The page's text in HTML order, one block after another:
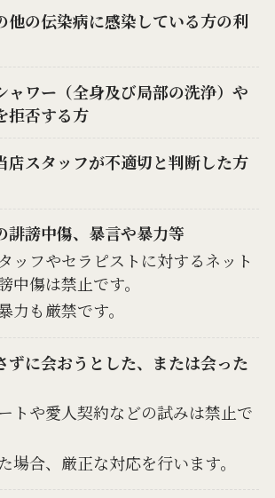
他の伝染病に感染している方の利
ャワー（全身及び局部の洗浄）や
拒否する方
店スタッフが不適切と判断した方
誹謗中傷、暴言や暴力等
ッフやセラピストに対するネット
中傷は禁止です。
力も厳禁です。
ずに会おうとした、または会った
トや愛人契約などの試みは禁止で
場合、厳正な対応を行います。